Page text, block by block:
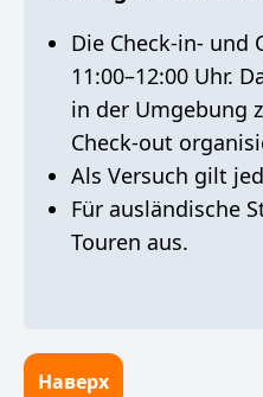
Die Check-in- und
11:00–12:00 Uhr.
in der Umgebung
Check-out
Als Versuch gilt
Für ausländische
Touren aus.
Наверх